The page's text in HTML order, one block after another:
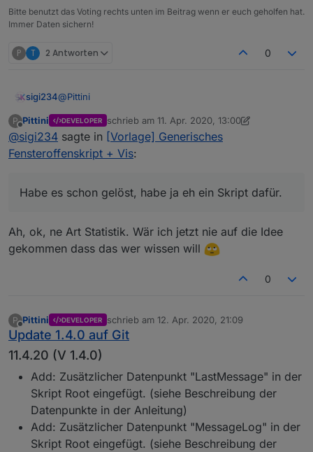
Bitte benutzt das Voting rechts unten im Beitrag wenn er euch geholfen hat.
Immer Daten sichern!
P T 2 Antworten 0
sigi234@Pittini
Ok, kein Problem, belasse es einfach so.
Habe es schon gelöst, habe ja eh ein Skript dafür.
P
Offline
Pittini DEVELOPER schrieb am 11. Apr. 2020, 13:00
zuletzt editiert von Pittini 4. Nov. 2020, 15:01
@sigi234 sagte in [Vorlage] Generisches
Fensteroffenskript + Vis:
Habe es schon gelöst, habe ja eh ein Skript dafür.
Ah, ok, ne Art Statistik. Wär ich jetzt nie auf die Idee
gekommen dass das wer wissen will
0
P
Offline
Pittini DEVELOPER schrieb am 12. Apr. 2020, 21:09
zuletzt editiert von
Update 1.4.0 auf Git
11.4.20 (V 1.4.0)
Add: Zusätzlicher Datenpunkt "LastMessage" in der
Skript Root eingefügt. (siehe Beschreibung der
Datenpunkte in der Anleitung)
Add: Zusätzlicher Datenpunkt "MessageLog" in der
Skript Root eingefügt. (siehe Beschreibung der